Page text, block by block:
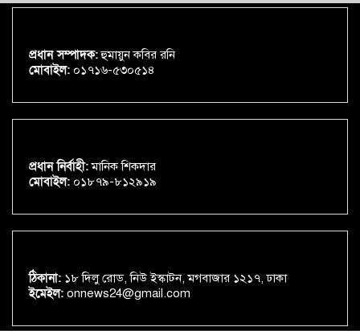
প্রধান সম্পাদক:হুমায়ুন কবির রনি
মোবাইল: ০১৭১৬-৫৩০৫১৪
প্রধান নির্বাহী:মানিক শিকদার
মোবাইল: ০১৮৭৯-৮১২৯১৯
ঠিকানা: ১৮ দিলু রোড, নিউ ইস্কাটন, মগবাজার ১২১৭, ঢাকা
ইমেইল: onnews24@gmail.com